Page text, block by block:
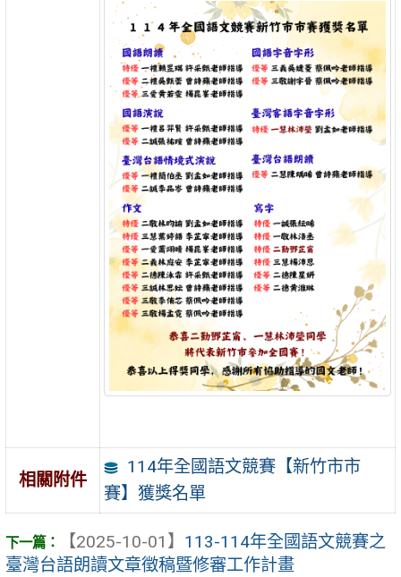
相關附件
114年全國語文競賽【新竹市市
賽】獲獎名單
【2025-10-01】 113-114年全國語文競賽之
臺灣台語朗讀文章徵稿暨修審工作計畫